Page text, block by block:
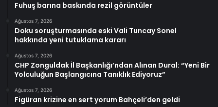
Fuhuş barına baskında rezil görüntüler
Ağustos 7, 2026
Doku soruşturmasında eski Vali Tuncay Sonel
hakkında yeni tutuklama kararı
Ağustos 7, 2026
CHP Zonguldak İl Başkanlığı’ndan Alınan Dural: “Yeni Bir
Yolculuğun Başlangıcına Tanıklık Ediyoruz”
Ağustos 7, 2026
Figüran krizine en sert yorum Bahçeli’den geldi